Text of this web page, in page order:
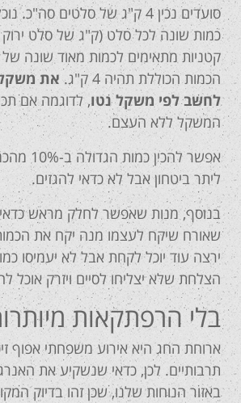
סועדים נכין 4 ק"ג של סלטים
כמות שונה לכל סלט (ק"ג של סלט
קטניות מתאימים לכמות מאוד שונה
הכמות הכוללת תהיה 4 ק"ג.
את
לחשב לפי משקל נטו, לדוגמה אם
המשקל ללא העצם.
אפשר
ליתר ביטחון אבל לא כדאי להגזים.
בנוסף, מנות שאפשר לחלק מראש
שאורח שיקח לעצמו מנה יקח את
ירצה עוד יוכל לקחת אבל לא יעמיסו
הצלחת שלא יצליחו לסיים ויזרק אוכל
בלי הרפתקאות
ארוחת החג היא אירוע משפחתי אפוף
תרבותיים. לכן, כדאי שנשקיע את
באזור הנוחות שלנו, שכן זהו בדיוק